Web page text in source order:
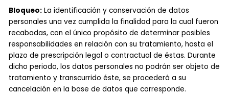
Bloqueo: La identificación y conservación de datos
personales una vez cumplida la finalidad para la cual fueron
recabadas, con el único propósito de determinar posibles
responsabilidades en relación con su tratamiento, hasta el
plazo de prescripción legal o contractual de éstas. Durante
dicho periodo, los datos personales no podrán ser objeto de
tratamiento y transcurrido éste, se procederá a su
cancelación en la base de datos que corresponde.